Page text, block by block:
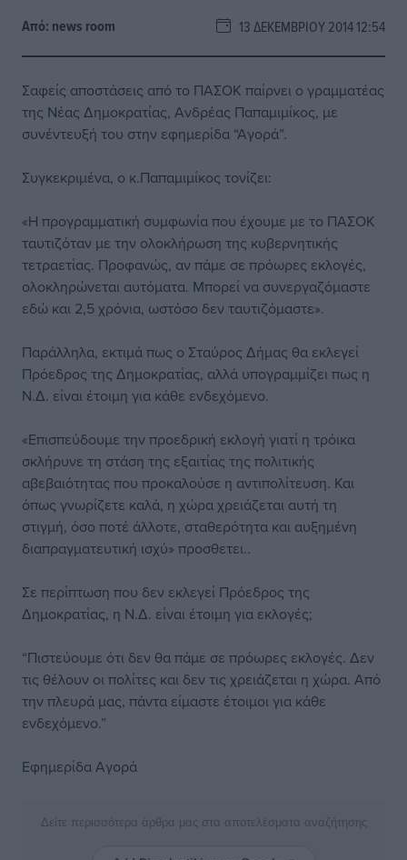
Από: news room 13 ΔΕΚΕΜΒΡΊΟΥ 2014 12:54
Σαφείς αποστάσεις από το ΠΑΣΟΚ παίρνει ο γραμματέας
της Νέας Δημοκρατίας, Ανδρέας Παπαμιμίκος, με
συνέντευξή του στην εφημερίδα “Αγορά”.
Συγκεκριμένα, ο κ.Παπαμιμίκος τονίζει:
«Η προγραμματική συμφωνία που έχουμε με το ΠΑΣΟΚ
ταυτιζόταν με την ολοκλήρωση της κυβερνητικής
τετραετίας. Προφανώς, αν πάμε σε πρόωρες εκλογές,
ολοκληρώνεται αυτόματα. Μπορεί να συνεργαζόμαστε
εδώ και 2,5 χρόνια, ωστόσο δεν ταυτιζόμαστε».
Παράλληλα, εκτιμά πως ο Σταύρος Δήμας θα εκλεγεί
Πρόεδρος της Δημοκρατίας, αλλά υπογραμμίζει πως η
Ν.Δ. είναι έτοιμη για κάθε ενδεχόμενο.
«Επισπεύδουμε την προεδρική εκλογή γιατί η τρόικα
σκλήρυνε τη στάση της εξαιτίας της πολιτικής
αβεβαιότητας που προκαλούσε η αντιπολίτευση. Και
όπως γνωρίζετε καλά, η χώρα χρειάζεται αυτή τη
στιγμή, όσο ποτέ άλλοτε, σταθερότητα και αυξημένη
διαπραγματευτική ισχύ» προσθετει..
Σε περίπτωση που δεν εκλεγεί Πρόεδρος της
Δημοκρατίας, η Ν.Δ. είναι έτοιμη για εκλογές;
“Πιστεύουμε ότι δεν θα πάμε σε πρόωρες εκλογές. Δεν
τις θέλουν οι πολίτες και δεν τις χρειάζεται η χώρα. Από
την πλευρά μας, πάντα είμαστε έτοιμοι για κάθε
ενδεχόμενο.”
Εφημερίδα Αγορά
Δείτε περισσότερα άρθρα μας στα αποτελέσματα αναζήτησης